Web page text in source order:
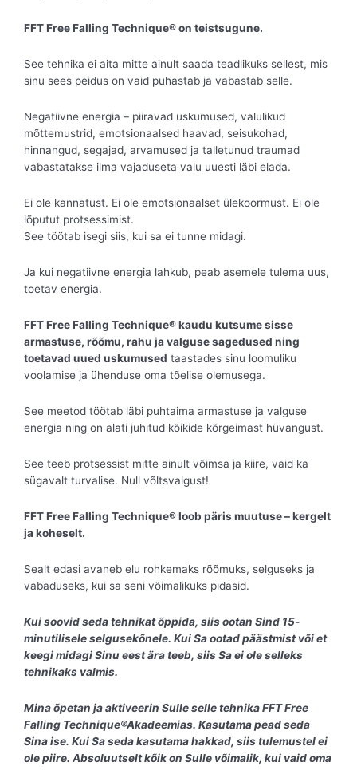
FFT Free Falling Technique® on teistsugune.
See tehnika ei aita mitte ainult saada teadlikuks sellest, mis
sinu sees peidus on vaid puhastab ja vabastab selle.
Negatiivne energia – piiravad uskumused, valulikud
mõttemustrid, emotsionaalsed haavad, seisukohad,
hinnangud, segajad, arvamused ja talletunud traumad
vabastatakse ilma vajaduseta valu uuesti läbi elada.
Ei ole kannatust. Ei ole emotsionaalset ülekoormust. Ei ole
lõputut protsessimist.
See töötab isegi siis, kui sa ei tunne midagi.
Ja kui negatiivne energia lahkub, peab asemele tulema uus,
toetav energia.
FFT Free Falling Technique® kaudu kutsume sisse
armastuse, rõõmu, rahu ja valguse sagedused ning
toetavad uued uskumused taastades sinu loomuliku
voolamise ja ühenduse oma tõelise olemusega.
See meetod töötab läbi puhtaima armastuse ja valguse
energia ning on alati juhitud kõikide kõrgeimast hüvangust.
See teeb protsessist mitte ainult võimsa ja kiire, vaid ka
sügavalt turvalise. Null võltsvalgust!
FFT Free Falling Technique® loob päris muutuse – kergelt
ja koheselt.
Sealt edasi avaneb elu rohkemaks rõõmuks, selguseks ja
vabaduseks, kui sa seni võimalikuks pidasid.
Kui soovid seda tehnikat õppida, siis ootan Sind 15-
minutilisele selgusekõnele. Kui Sa ootad päästmist või et
keegi midagi Sinu eest ära teeb, siis Sa ei ole selleks
tehnikaks valmis.
Mina õpetan ja aktiveerin Sulle selle tehnika FFT Free
Falling Technique®Akadeemias. Kasutama pead seda
Sina ise. Kui Sa seda kasutama hakkad, siis tulemustel ei
ole piire. Absoluutselt kõik on Sulle võimalik, kui vaid oma